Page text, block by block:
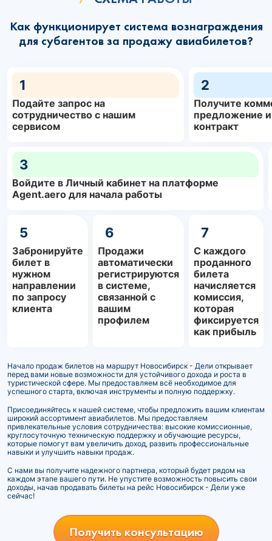
Как функционирует система вознаграждения
для субагентов за продажу авиабилетов?
1
Подайте запрос на
сотрудничество с нашим
сервисом
2
Получите
предложение
контракт
3
Войдите в Личный кабинет на платформе
Agent.aero для начала работы
5
Забронируйте
билет в
нужном
направлении
по запросу
клиента
6
Продажи
автоматически
регистрируются
в системе,
связанной с
вашим
профилем
7
С каждого
проданного
билета
начисляется
комиссия,
которая
фиксируется
как прибыль
Начало продаж билетов на маршрут Новосибирск - Дели открывает
перед вами новые возможности для устойчивого дохода и роста в
туристической сфере. Мы предоставляем всё необходимое для
успешного старта, включая инструменты и полную поддержку.
Присоединяйтесь к нашей системе, чтобы предложить вашим клиентам
широкий ассортимент авиабилетов. Мы предоставляем
привлекательные условия сотрудничества: высокие комиссионные,
круглосуточную техническую поддержку и обучающие ресурсы,
которые помогут вам увеличить доход, развить профессиональные
навыки и улучшить навыки продаж.
С нами вы получите надежного партнера, который будет рядом на
каждом этапе вашего пути. Не упустите возможность повысить свои
доходы, начав продавать билеты на рейс Новосибирск - Дели уже
сейчас!
Получить консультацию